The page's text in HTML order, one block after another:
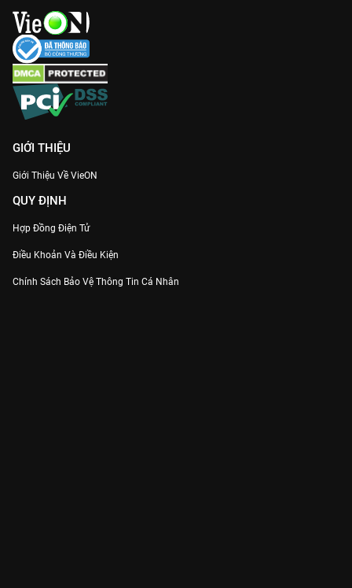
GIỚI THIỆU
Giới Thiệu Về VieON
QUY ĐỊNH
Hợp Đồng Điện Tử
Điều Khoản Và Điều Kiện
Chính Sách Bảo Vệ Thông Tin Cá Nhân